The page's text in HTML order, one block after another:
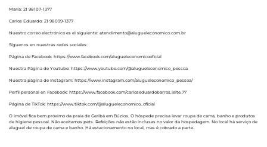
María: 21 98107-1377
Carlos Eduardo: 21 98099-1377
Nuestro correo electrónico es el siguiente: atendimento@alugueleconomico.com.br
Síguenos en nuestras redes sociales:
Página de Facebook: https://www.facebook.com/alugueleconomicooficial
Nuestra Página de Youtube: https://www.youtube.com/@alugueleconomico_pessoa
Nuestra página de Instagram: https://www.instagram.com/alugueleconomico_pessoa/
Perfil personal en Facebook: https://www.facebook.com/carloseduardobarros.leite.77
Página de TikTok: https://www.tiktok.com/@alugueleconomico_oficial
O imóvel fica bem próximo da praia de Geribá em Búzios. O hóspede precisa levar roupa de cama, banho e produtos
de higiene pessoal. Não aceitamos pets. Refeições não estão inclusas no valor da hospedagem. No local há serviço de
aluguel de roupa de cama e banho. Há estacionamento no local, mas é cobrado a parte.